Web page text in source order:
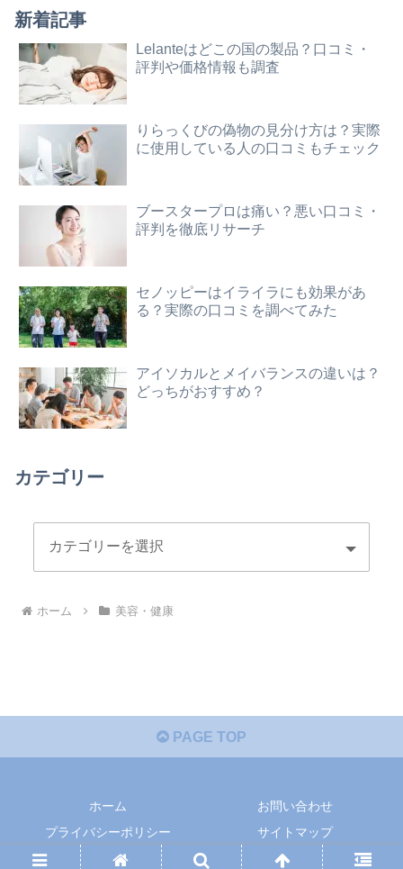
新着記事
Lelanteはどこの国の製品？口コミ・
評判や価格情報も調査
りらっくびの偽物の見分け方は？実際
に使用している人の口コミもチェック
ブースタープロは痛い？悪い口コミ・
評判を徹底リサーチ
セノッピーはイライラにも効果があ
る？実際の口コミを調べてみた
アイソカルとメイバランスの違いは？
どっちがおすすめ？
カテゴリー
ホーム 美容・健康
PAGE TOP
ホーム
お問い合わせ
プライバシーポリシー
サイトマップ
© 2019-2026 まめ暮らしレポ.